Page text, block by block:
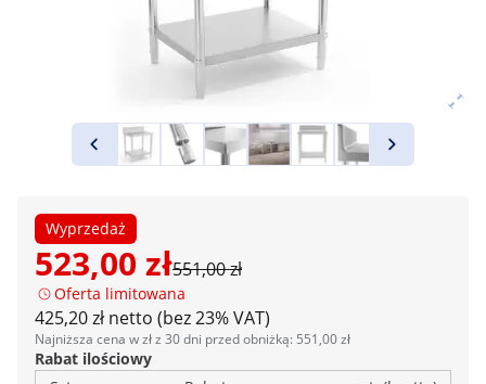
Wyprzedaż
523,00 zł551,00 zł
Oferta limitowana
425,20 zł netto (bez 23% VAT)
Najniższa cena w zł z 30 dni przed obniżką: 551,00 zł
Rabat ilościowy